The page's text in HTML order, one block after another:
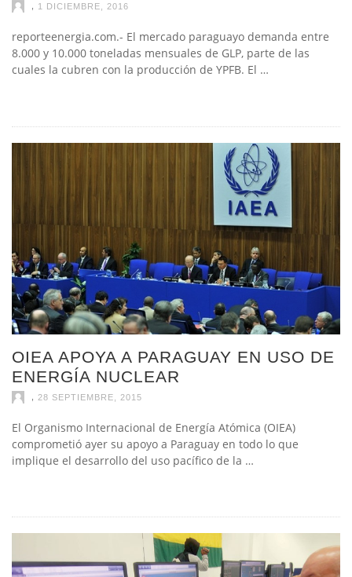
1 DICIEMBRE, 2016
reporteenergia.com.- El mercado paraguayo demanda entre
8.000 y 10.000 toneladas mensuales de GLP, parte de las
cuales la cubren con la producción de YPFB. El …
OIEA APOYA A PARAGUAY EN USO DE
ENERGÍA NUCLEAR
28 SEPTIEMBRE, 2015
El Organismo Internacional de Energía Atómica (OIEA)
comprometió ayer su apoyo a Paraguay en todo lo que
implique el desarrollo del uso pacífico de la …